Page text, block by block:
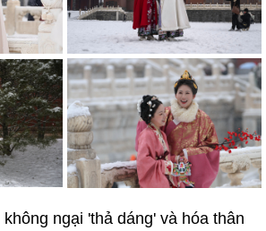
ngại 'thả dáng' và hóa thân